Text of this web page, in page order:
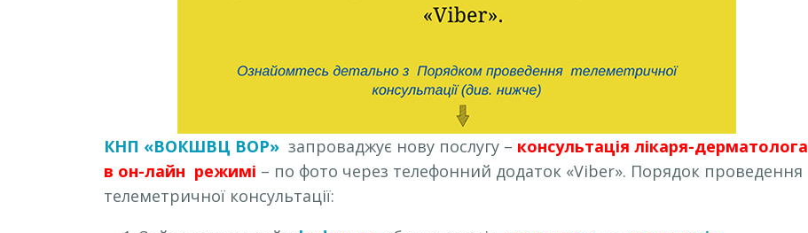
КНП «ВОКШВЦ ВОР» запроваджує нову послугу – консультація лікаря-дерматолога
в он-лайн режимі – по фото через телефонний додаток «Viber». Порядок проведення
телеметричної консультації: